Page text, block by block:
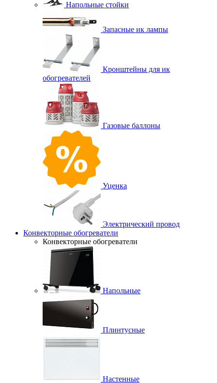
Напольные стойки
Запасные ик лампы
Кронштейны для ик
обогревателей
Газовые баллоны
Уценка
Электрический провод
Конвекторные обогреватели
Конвекторные обогреватели
Напольные
Плинтусные
Настенные